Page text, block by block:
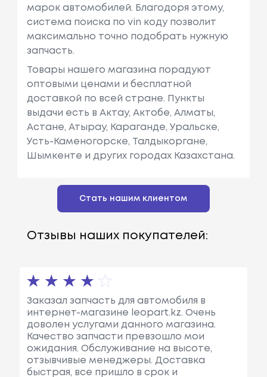
марок автомобилей. Благодоря этому,
система поиска по vin коду позволит
максимально точно подобрать нужную
запчасть.
Товары нашего магазина порадуют
оптовыми ценами и бесплатной
доставкой по всей стране. Пункты
выдачи есть в Актау, Актобе, Алматы,
Астане, Атырау, Караганде, Уральске,
Усть-Каменогорске, Талдыкоргане,
Шымкенте и других городах Казахстана.
Стать нашим клиентом
Отзывы наших покупателей:
Заказал запчасть для автомобиля в
интернет-магазине leopart.kz. Очень
доволен услугами данного магазина.
Качество запчасти превзошло мои
ожидания. Обслуживание на высоте,
отзывчивые менеджеры. Доставка
быстрая, все пришло в срок и